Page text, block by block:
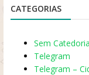
CATEGORIAS
Sem Catedoria
Telegram
Telegram –